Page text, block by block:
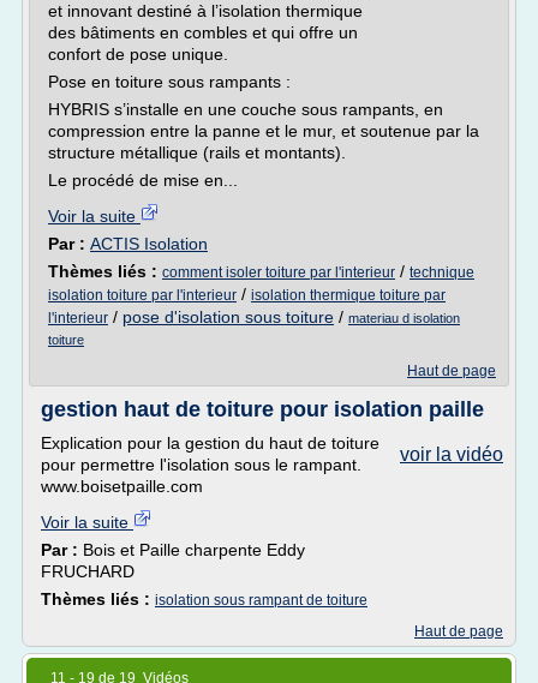
et innovant destiné à l’isolation thermique
des bâtiments en combles et qui offre un
confort de pose unique.
Pose en toiture sous rampants :
HYBRIS s’installe en une couche sous rampants, en
compression entre la panne et le mur, et soutenue par la
structure métallique (rails et montants).
Le procédé de mise en...
Voir la suite
Par : ACTIS Isolation
Thèmes liés : comment isoler toiture par l'interieur / technique
isolation toiture par l'interieur / isolation thermique toiture par
l'interieur / pose d'isolation sous toiture / materiau d isolation
toiture
Haut de page
gestion haut de toiture pour isolation paille
voir la vidéo
Explication pour la gestion du haut de toiture
pour permettre l'isolation sous le rampant.
www.boisetpaille.com
Voir la suite
Par : Bois et Paille charpente Eddy
FRUCHARD
Thèmes liés : isolation sous rampant de toiture
Haut de page
11 - 19 de 19 Vidéos